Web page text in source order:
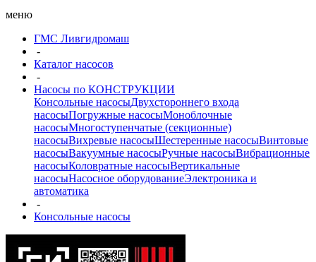
меню
ГМС Ливгидромаш
-
Каталог насосов
-
Насосы по КОНСТРУКЦИИ
Консольные насосыДвухстороннего входа
насосыПогружные насосыМоноблочные
насосыМногоступенчатые (секционные)
насосыВихревые насосыШестеренные насосыВинтовые
насосыВакуумные насосыРучные насосыВибрационные
насосыКоловратные насосыВертикальные
насосыНасосное оборудованиеЭлектроника и
автоматика
-
Консольные насосы